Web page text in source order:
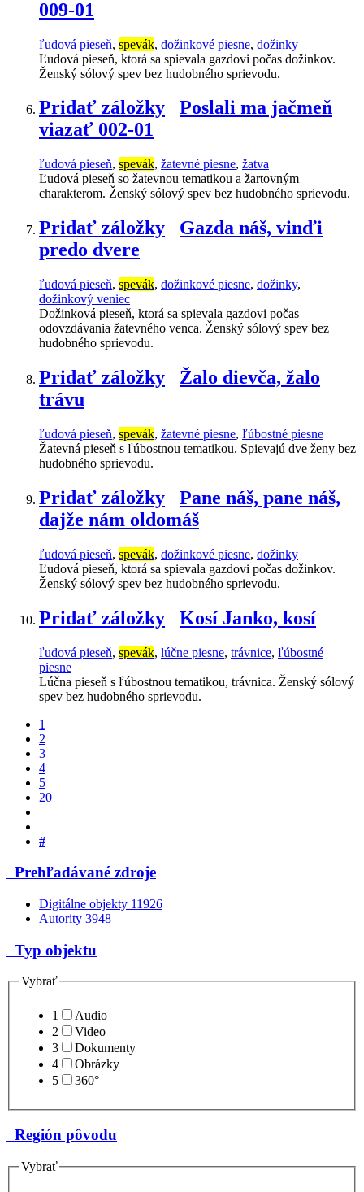
009-01
ľudová pieseň, spevák, dožinkové piesne, dožinky
Ľudová pieseň, ktorá sa spievala gazdovi počas dožinkov.
Ženský sólový spev bez hudobného sprievodu.
Pridať záložky
Poslali ma jačmeň
viazať 002-01
ľudová pieseň, spevák, žatevné piesne, žatva
Ľudová pieseň so žatevnou tematikou a žartovným
charakterom. Ženský sólový spev bez hudobného sprievodu.
Pridať záložky
Gazda náš, vinďi
predo dvere
ľudová pieseň, spevák, dožinkové piesne, dožinky,
dožinkový veniec
Dožinková pieseň, ktorá sa spievala gazdovi počas
odovzdávania žatevného venca. Ženský sólový spev bez
hudobného sprievodu.
Pridať záložky
Žalo dievča, žalo
trávu
ľudová pieseň, spevák, žatevné piesne, ľúbostné piesne
Žatevná pieseň s ľúbostnou tematikou. Spievajú dve ženy bez
hudobného sprievodu.
Pridať záložky
Pane náš, pane náš,
dajže nám oldomáš
ľudová pieseň, spevák, dožinkové piesne, dožinky
Ľudová pieseň, ktorá sa spievala gazdovi počas dožinkov.
Ženský sólový spev bez hudobného sprievodu.
Pridať záložky Kosí Janko, kosí
ľudová pieseň, spevák, lúčne piesne, trávnice, ľúbostné
piesne
Lúčna pieseň s ľúbostnou tematikou, trávnica. Ženský sólový
spev bez hudobného sprievodu.
1
2
3
4
5
20
#
Prehľadávané zdroje
Digitálne objekty 11926
Autority 3948
Typ objektu
Vybrať
1
Audio
2
Video
3
Dokumenty
4
Obrázky
5
360°
Región pôvodu
Vybrať